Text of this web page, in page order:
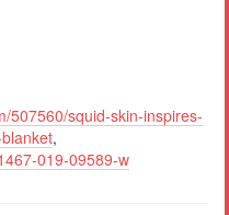
507560/squid-skin-inspires-
,
019-09589-w